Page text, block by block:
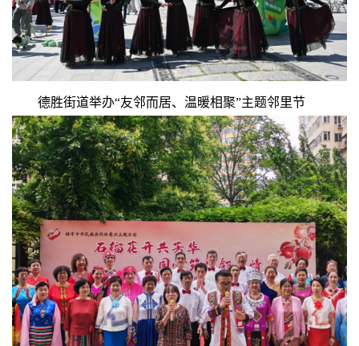
德胜街道举办“友邻而居、温暖相聚”主题邻里节